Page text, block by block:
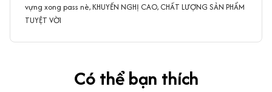
vựng xong pass nè, KHUYẾN NGHỊ CAO, CHẤT LƯỢNG SẢN PHẨM
TUYỆT VỜI
Có thể bạn thích